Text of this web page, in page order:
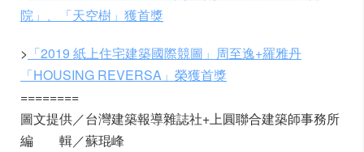
院」、「天空樹」獲首獎
> 「2019 紙上住宅建築國際競圖」周至逸+羅雅丹
「HOUSING REVERSA」榮獲首獎
========
圖文提供／台灣建築報導雜誌社+上圓聯合建築師事務所
編 輯／蘇琨峰